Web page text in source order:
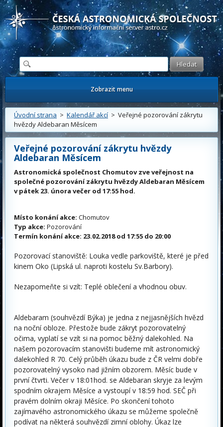
Česká astronomická společnost - Informační astronomický server
Zobrazit menu
Úvodní strana > Kalendář akcí> Veřejné pozorování zákrytu
hvězdy Aldebaran Měsícem
Veřejné pozorování zákrytu hvězdy
Aldebaran Měsícem
Astronomická společnost Chomutov zve veřejnost na
společné pozorování zákrytu hvězdy Aldebaran Měsícem
v pátek 23. února večer od 17:55 hod.
Místo konání akce: Chomutov
Typ akce: Pozorování
Termín konání akce: 23.02.2018 od 17:55 do 20:00
Pozorovací stanoviště: Louka vedle parkoviště, které je před
kinem Oko (Lipská ul. naproti kostelu Sv.Barbory).
Nezapomeňte si vzít: Teplé oblečení a vhodnou obuv.
Aldebaram (souhvězdí Býka) je jedna z nejjasnějších hvězd
na noční obloze. Přestože bude zákryt pozorovatelný
očima, vyplatí se vzít si na pomoc běžný dalekohled. Na
našem pozorovacím stanovišti budeme mít astronomický
dalekohled R 70. Celý průběh úkazu bude z ČR velmi dobře
pozorovatelný vysoko nad jižním obzorem. Měsíc bude v
první čtvrti. Večer v 18:01hod. se Aldebaran skryje za levým
spodním okrajem Měsíce a vystoupí v 18:59 hod. SEČ při
pravém dolním okraji Měsíce. Po skončení tohoto
zajímavého astronomického úkazu se můžeme společně
podívat na některá souhvězdí zimní oblohy. Úkaz lze